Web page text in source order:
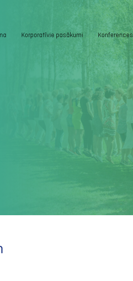
Korporatīvie pasākumi Konferences